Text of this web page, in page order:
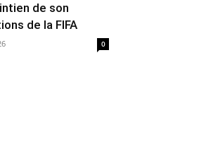
de son
de la FIFA
0